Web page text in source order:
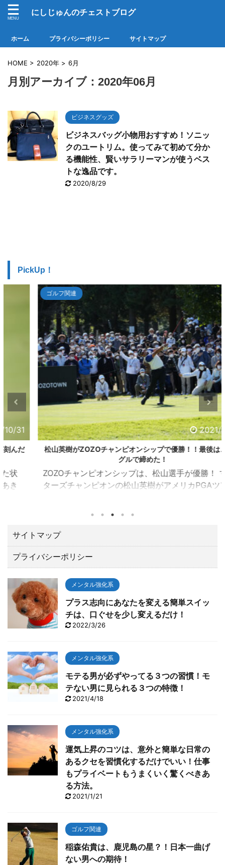
にしじゅんのチェストブログ
ホーム プライバシーポリシー サイトマップ
HOME > 2020年 > 6月
月別アーカイブ：2020年06月
ビジネスグッズ
ビジネスバッグ小物用おすすめ！ソニッ
クのユートリム。使ってみて初めて分か
る機能性、賢いサラリーマンが使うベス
トな逸品です。
2020/8/29
PickUp！
ゴルフ関連
2021/10/24
松山英樹がZOZOチャンピオンシップで優勝！！最後は、イー
グルで締めた！
ZOZOチャンピオンシップは、松山選手が優勝！ マス
ターズチャンピオンの松山英樹がアメリカPGAツアー
２億３００万円。日本ツアーと較べてひとケタ違いま
す。 最後の１８番ロングホールでは、２オンでワンパ
ットのイーグルで締める圧巻の終わり方でガッツポー
ズ。 いやあカッコよすぎて「やったー！！」と思わず
TVに向って叫んでしまいました。 今回は、肝心なとこ
ろでテ ...
サイトマップ
プライバシーポリシー
メンタル強化系
プラス志向にあなたを変える簡単スイッ
チは、口ぐせを少し変えるだけ！
2022/3/26
メンタル強化系
モテる男が必ずやってる３つの習慣！モ
テない男に見られる３つの特徴！
2021/4/18
メンタル強化系
運気上昇のコツは、意外と簡単な日常の
あるクセを習慣化するだけでいい！仕事
もプライベートもうまくいく驚くべきあ
る方法。
2021/1/21
ゴルフ関連
稲森佑貴は、鹿児島の星？！日本一曲げ
ない男への期待！